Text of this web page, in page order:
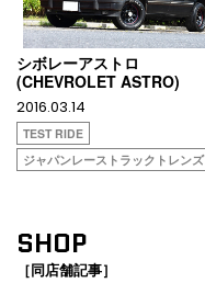
シボレーアストロ
(CHEVROLET ASTRO)
2016.03.14
TEST RIDE
ジャパンレーストラックトレンズ
SHOP
［同店舗記事］